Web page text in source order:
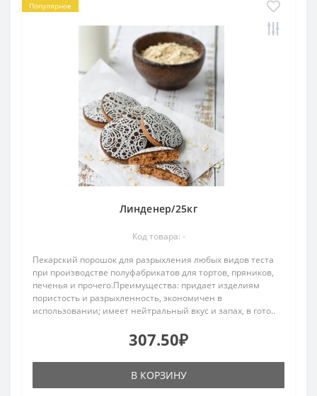
Популярное
Линденер/25кг
Код товара: -
Пекарский порошок для разрыхления любых видов теста
при производстве полуфабрикатов для тортов, пряников,
печенья и прочего.Преимущества: придает изделиям
пористость и разрыхленность, экономичен в
использовании; имеет нейтральный вкус и запах, в гото..
307.50₽
В КОРЗИНУ